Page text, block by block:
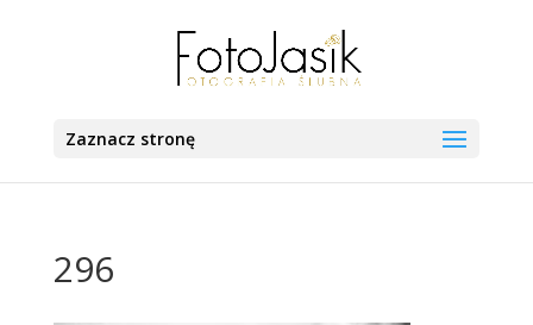
Zaznacz stronę
296